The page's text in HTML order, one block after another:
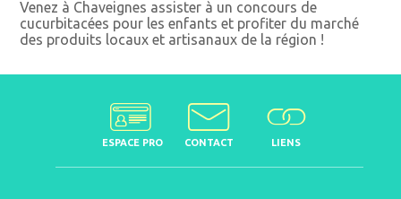
Venez à Chaveignes assister à un concours de
cucurbitacées pour les enfants et profiter du marché
des produits locaux et artisanaux de la région !
ESPACE PRO CONTACT LIENS